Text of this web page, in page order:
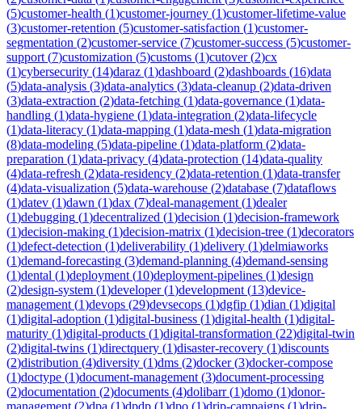
(5)customer-health (1)customer-journey (1)customer-lifetime-value
(3)customer-retention (5)customer-satisfaction (1)customer-
segmentation (2)customer-service (7)customer-success (5)customer-
support (7)customization (5)customs (1)cutover(2)cx
(1)cybersecurity (14)daraz (1)dashboard (2)dashboards (16)data
(5)data-analysis (3)data-analytics (3)data-cleanup (2)data-driven
(3)data-extraction (2)data-fetching (1)data-governance (1)data-
handling (1)data-hygiene (1)data-integration (2)data-lifecycle
(1)data-literacy (1)data-mapping (1)data-mesh (1)data-migration
(8)data-modeling (5)data-pipeline (1)data-platform (2)data-
preparation (1)data-privacy (4)data-protection (14)data-quality
(4)data-refresh (2)data-residency (2)data-retention (1)data-transfer
(4)data-visualization (5)data-warehouse (2)database (7)dataflows
(1)datev (1)dawn (1)dax (7)deal-management (1)dealer
(1)debugging (1)decentralized (1)decision (1)decision-framework
(1)decision-making (1)decision-matrix (1)decision-tree (1)decorators
(1)defect-detection (1)deliverability (1)delivery (1)delmiaworks
(1)demand-forecasting (3)demand-planning (4)demand-sensing
(1)dental (1)deployment (10)deployment-pipelines (1)design
(2)design-system (1)developer(1)development (13)device-
management (1)devops (29)devsecops (1)dgfip (1)dian (1)digital
(1)digital-adoption (1)digital-business (1)digital-health (1)digital-
maturity (1)digital-products (1)digital-transformation (22)digital-twin
(2)digital-twins (1)directquery (1)disaster-recovery (1)discounts
(2)distribution (4)diversity (1)dms (2)docker(3)docker-compose
(1)doctype (1)document-management (3)document-processing
(2)documentation (2)documents (4)dolibarr(1)domo (1)donor-
management (2)dpa (1)dpdp (1)dpo (1)drip-campaigns (1)drip-